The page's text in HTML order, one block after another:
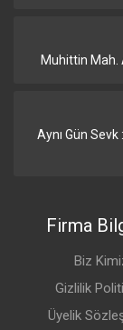
Sertifikalar
IP Koruma Sınıfı
Muhittin Mah.
Aynı Gün
Firma
Biz
Gizlilik
Üyelik